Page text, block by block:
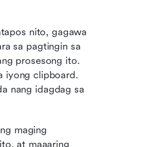
nito, gagawa
sa pagtingin sa
prosesong ito.
iyong clipboard.
nang idagdag sa
maging
at maaaring